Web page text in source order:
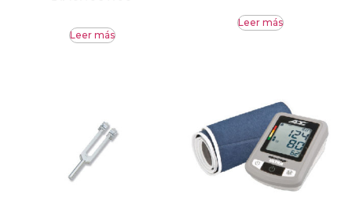
Leer más
Leer más